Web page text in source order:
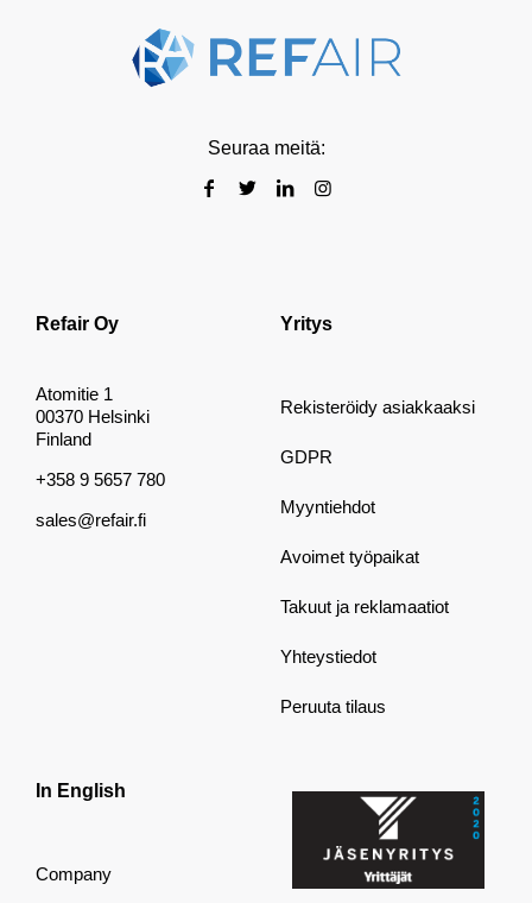
Seuraa meitä:
Refair Oy
Atomitie 1
00370 Helsinki
Finland
+358 9 5657 780
sales@refair.fi
Yritys
Rekisteröidy asiakkaaksi
GDPR
Myyntiehdot
Avoimet työpaikat
Takuut ja reklamaatiot
Yhteystiedot
Peruuta tilaus
In English
Company